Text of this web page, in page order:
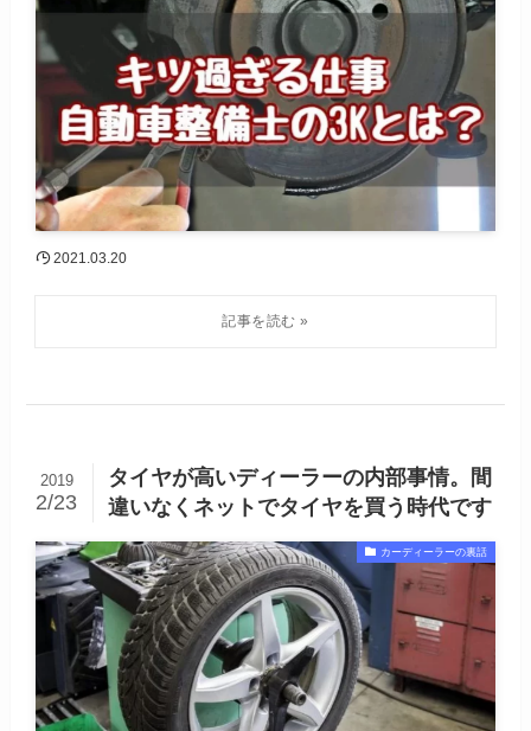
2021.03.20
タイヤが高いディーラーの内部事情。間
違いなくネットでタイヤを買う時代です
2019
2/23
カーディーラーの裏話